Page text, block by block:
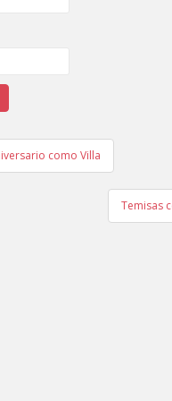
entradas
como Villa
Temisas